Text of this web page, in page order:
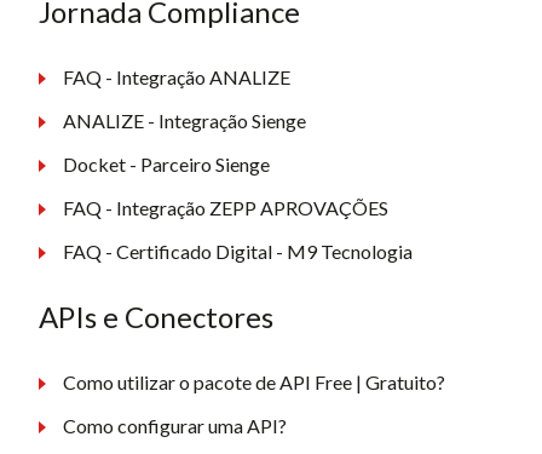
Jornada Compliance
FAQ - Integração ANALIZE
ANALIZE - Integração Sienge
Docket - Parceiro Sienge
FAQ - Integração ZEPP APROVAÇÕES
FAQ - Certificado Digital - M9 Tecnologia
APIs e Conectores
Como utilizar o pacote de API Free | Gratuito?
Como configurar uma API?